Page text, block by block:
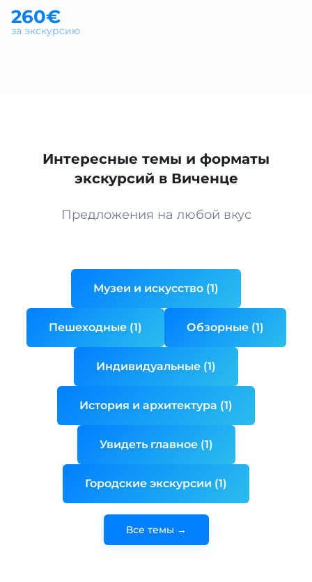
260€
за экскурсию
Интересные темы и форматы
экскурсий в Виченце
Предложения на любой вкус
Музеи и искусство (1)
Пешеходные (1) Обзорные (1)
Индивидуальные (1)
История и архитектура (1)
Увидеть главное (1)
Городские экскурсии (1)
Все темы →